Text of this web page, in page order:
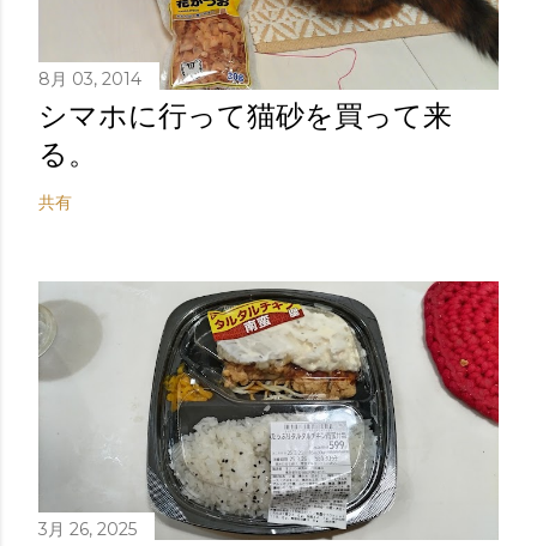
8月 03, 2014
シマホに行って猫砂を買って来
る。
共有
3月 26, 2025